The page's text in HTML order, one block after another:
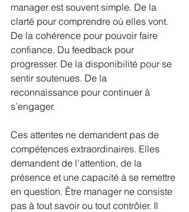
manager est souvent simple. De la
clarté pour comprendre où elles vont.
De la cohérence pour pouvoir faire
confiance. Du feedback pour
progresser. De la disponibilité pour se
sentir soutenues. De la
reconnaissance pour continuer à
s’engager.
Ces attentes ne demandent pas de
compétences extraordinaires. Elles
demandent de l’attention, de la
présence et une capacité à se remettre
en question. Être manager ne consiste
pas à tout savoir ou tout contrôler. Il